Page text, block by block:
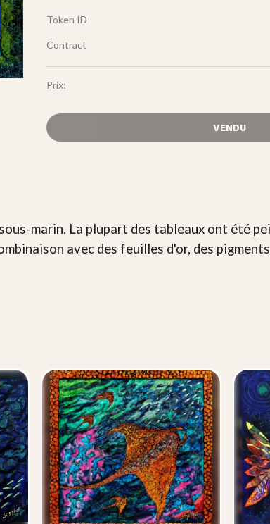
Token ID
Contract
Prix:
VENDU
marin. La plupart des tableaux ont été
avec des feuilles d'or, des